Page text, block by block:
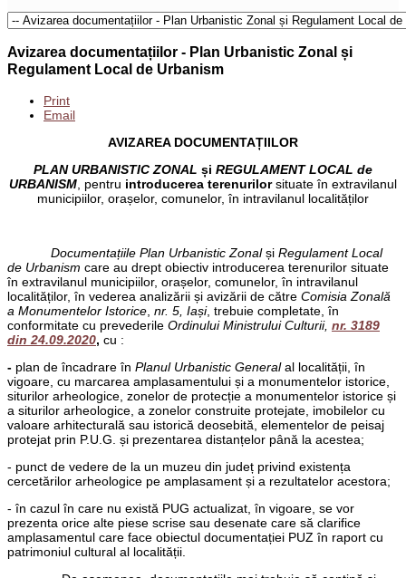
Avizarea documentațiilor - Plan Urbanistic Zonal și
Regulament Local de Urbanism
Print
Email
AVIZAREA DOCUMENTAȚIILOR
PLAN URBANISTIC ZONAL și REGULAMENT LOCAL de
URBANISM , pentru introducerea terenurilorsituate în extravilanul
municipiilor, orașelor, comunelor, în intravilanul localităților
Documentațiile Plan Urbanistic Zonalși Regulament Local
de Urbanism care au drept obiectiv introducerea terenurilor situate
în extravilanul municipiilor, orașelor, comunelor, în intravilanul
localităților, în vederea analizării și avizării de către Comisia Zonală
a Monumentelor Istorice nr. 5, Iași, trebuie completate, în
conformitate cu prevederile Ordinului Ministrului Culturii, nr. 3189
din 24.09.2020, cu :
- plan de încadrare în Planul Urbanistic Generalal localității, în
vigoare, cu marcarea amplasamentului și a monumentelor istorice,
siturilor arheologice, zonelor de protecție a monumentelor istorice și
a siturilor arheologice, a zonelor construite protejate, imobilelor cu
valoare arhitecturală sau istorică deosebită, elementelor de peisaj
protejat prin P.U.G. și prezentarea distanțelor până la acestea;
- punct de vedere de la un muzeu din județ privind existența
cercetărilor arheologice pe amplasament și a rezultatelor acestora;
- în cazul în care nu există PUG actualizat, în vigoare, se vor
prezenta orice alte piese scrise sau desenate care să clarifice
amplasamentul care face obiectul documentației PUZ în raport cu
patrimoniul cultural al localității.